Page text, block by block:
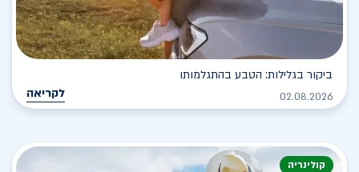
ביקור בגלילות: הטבע בהתגלמותו
02.08.2026 לקריאה
קולינריה